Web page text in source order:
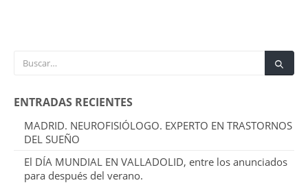
ENTRADAS RECIENTES
MADRID. NEUROFISIÓLOGO. EXPERTO EN TRASTORNOS
DEL SUEÑO
El DÍA MUNDIAL EN VALLADOLID, entre los anunciados
para después del verano.